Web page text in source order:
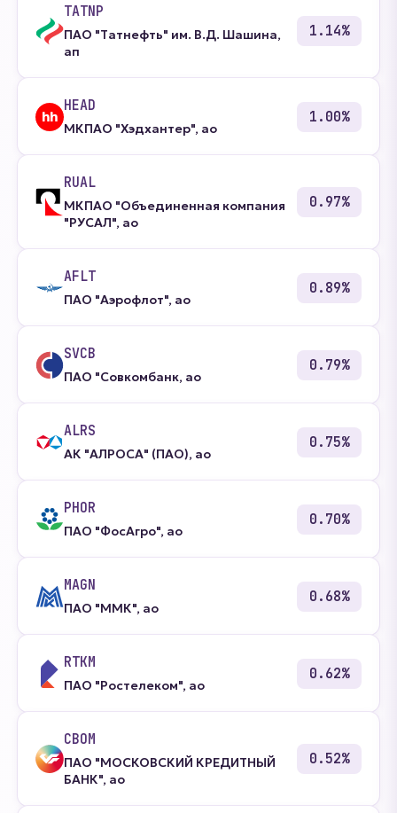
TATNP
ПАО "Татнефть" им. В.Д. Шашина,
ап
1.14%
HEAD
МКПАО "Хэдхантер", ао
1.00%
RUAL
МКПАО "Объединенная компания
"РУСАЛ", ао
0.97%
AFLT
ПАО "Аэрофлот", ао
0.89%
SVCB
ПАО "Совкомбанк, ао
0.79%
ALRS
АК "АЛРОСА" (ПАО), ао
0.75%
PHOR
ПАО "ФосАгро", ао
0.70%
MAGN
ПАО "ММК", ао
0.68%
RTKM
ПАО "Ростелеком", ао
0.62%
CBOM
ПАО "МОСКОВСКИЙ КРЕДИТНЫЙ
БАНК", ао
0.52%